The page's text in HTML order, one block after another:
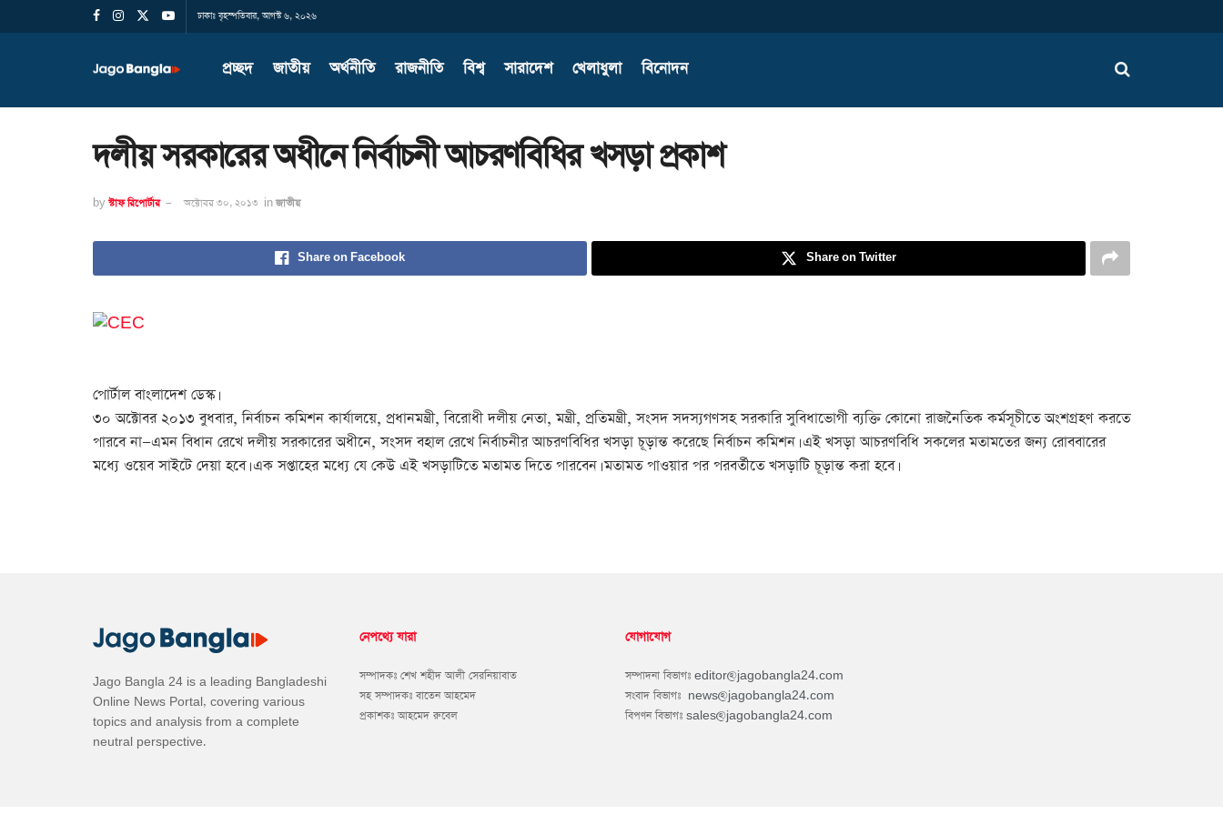
ঢাকাঃ বৃহস্পতিবার, আগস্ট ৬, ২০২৬
প্রচ্ছদ জাতীয় অর্থনীতি রাজনীতি বিশ্ব সারাদেশ খেলাধুলা বিনোদন
দলীয় সরকারের অধীনে নির্বাচনী আচরণবিধির খসড়া প্রকাশ
by স্টাফ রিপোর্টার অক্টোবর ৩০, ২০১৩ in জাতীয়
Share on Facebook Share on Twitter
পোর্টাল বাংলাদেশ ডেস্ক।
৩০ অক্টোবর ২০১৩ বুধবার, নির্বাচন কমিশন কার্যালয়ে, প্রধানমন্ত্রী, বিরোধী দলীয় নেতা, মন্ত্রী, প্রতিমন্ত্রী, সংসদ সদস্যগণসহ সরকারি সুবিধাভোগী ব্যক্তি কোনো রাজনৈতিক কর্মসূচীতে অংশগ্রহণ করতে
পারবে না—এমন বিধান রেখে দলীয় সরকারের অধীনে, সংসদ বহাল রেখে নির্বাচনীর আচরণবিধির খসড়া চূড়ান্ত করেছে নির্বাচন কমিশন। এই খসড়া আচরণবিধি সকলের মতামতের জন্য রোববারের
মধ্যে ওয়েব সাইটে দেয়া হবে। এক সপ্তাহের মধ্যে যে কেউ এই খসড়াটিতে মতামত দিতে পারবেন। মতামত পাওয়ার পর পরবর্তীতে খসড়াটি চূড়ান্ত করা হবে।
Jago Bangla 24 is a leading Bangladeshi
Online News Portal, covering various
topics and analysis from a complete
neutral perspective.
নেপথ্যে যারা
সম্পাদকঃ শেখ শহীদ আলী সেরনিয়াবাত
সহ সম্পাদকঃ বাতেন আহমেদ
প্রকাশকঃ আহমেদ রুবেল
যোগাযোগ
সম্পাদনা বিভাগঃ editor@jagobangla24.com
সংবাদ বিভাগঃ news@jagobangla24.com
বিপণন বিভাগঃ sales@jagobangla24.com